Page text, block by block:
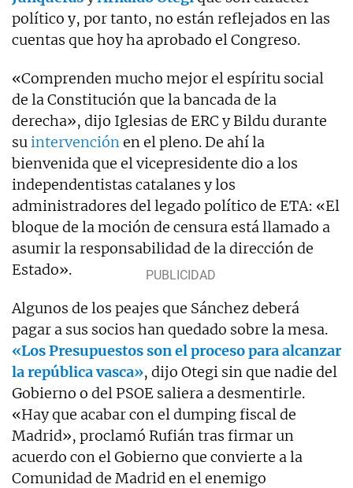
político y, por tanto, no están reflejados en las
cuentas que hoy ha aprobado el Congreso.
«Comprenden mucho mejor el espíritu social
de la Constitución que la bancada de la
derecha», dijo Iglesias de ERC y Bildu durante
suintervenciónen el pleno. De ahí la
bienvenida que el vicepresidente dio a los
independentistas catalanes y los
administradores del legado político de ETA: «El
bloque de la moción de censura está llamado a
asumir la responsabilidad de la dirección de
Estado».
Algunos de los peajes que Sánchez deberá
pagar a sus socios han quedado sobre la mesa.
«Los Presupuestos son el proceso para alcanzar
la república vasca», dijo Otegi sin que nadie del
Gobierno o del PSOE saliera a desmentirle.
«Hay que acabar con el dumping fiscal de
Madrid», proclamó Rufián tras firmar un
acuerdo con el Gobierno que convierte a la
Comunidad de Madrid en el enemigo